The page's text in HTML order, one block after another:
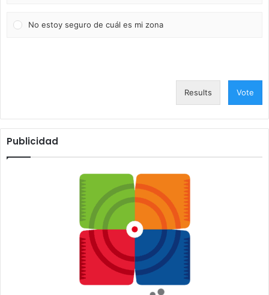
No estoy seguro de cuál es mi zona
Results Vote
Publicidad